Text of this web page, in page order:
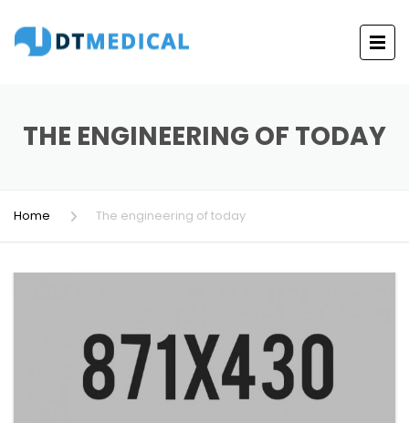
THE ENGINEERING OF TODAY
Home The engineering of today